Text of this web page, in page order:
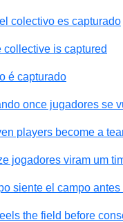
colectivo es capturado
is captured
é capturado
once jugadores se
players become a
jogadores viram um
siente el campo
the field before